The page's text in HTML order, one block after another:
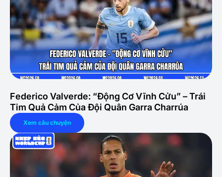
Federico Valverde: “Động Cơ Vĩnh Cửu” – Trái
Tim Quả Cảm Của Đội Quân Garra Charrúa
Xem câu chuyện